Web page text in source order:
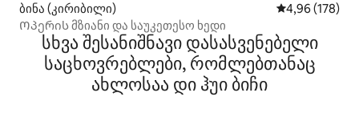
ბინა (კირიბილი) საშუალო
4,96 (178)
Ოპერის მზიანი და საუკეთესო ხედი
სხვა შესანიშნავი დასასვენებელი
საცხოვრებლები, რომლებთანაც
ახლოსაა დი ჰუი ბიჩი